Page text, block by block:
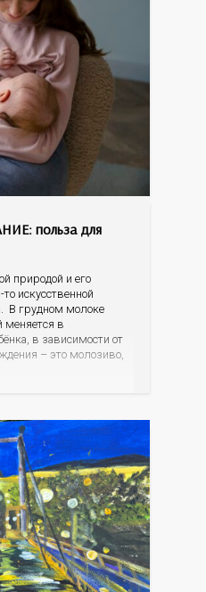
польза для
природой и его
искусственной
В грудном молоке
меняется в
в зависимости от
– это молозиво,